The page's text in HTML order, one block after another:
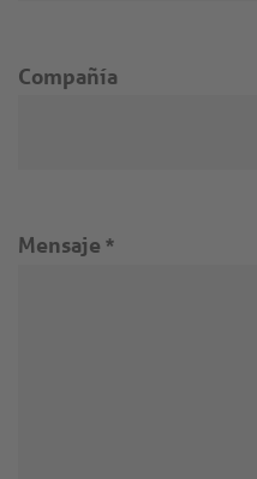
Compañía
Mensaje *